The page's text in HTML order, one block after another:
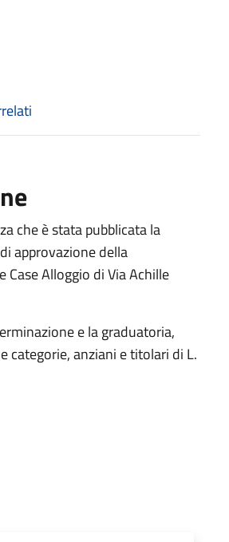
che è stata pubblicata la
approvazione della
Case Alloggio di Via Achille
e la graduatoria,
categorie, anziani e titolari di L.